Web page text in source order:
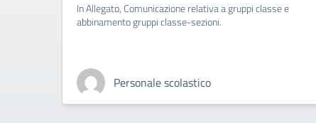
In Allegato, Comunicazione relativa a gruppi classe e
abbinamento gruppi classe-sezioni.
Personale scolastico